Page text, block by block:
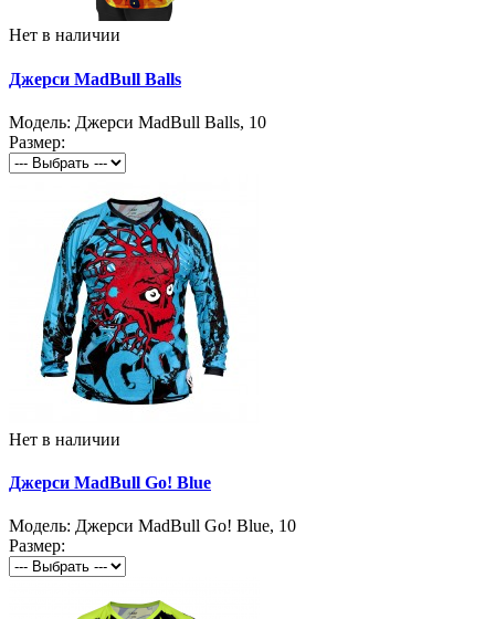
Нет в наличии
Джерси MadBull Balls
Модель: Джерси MadBull Balls, 10
Размер:
Нет в наличии
Джерси MadBull Go! Blue
Модель: Джерси MadBull Go! Blue, 10
Размер: